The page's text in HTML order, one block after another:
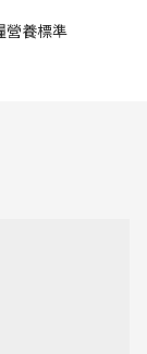
營養標準